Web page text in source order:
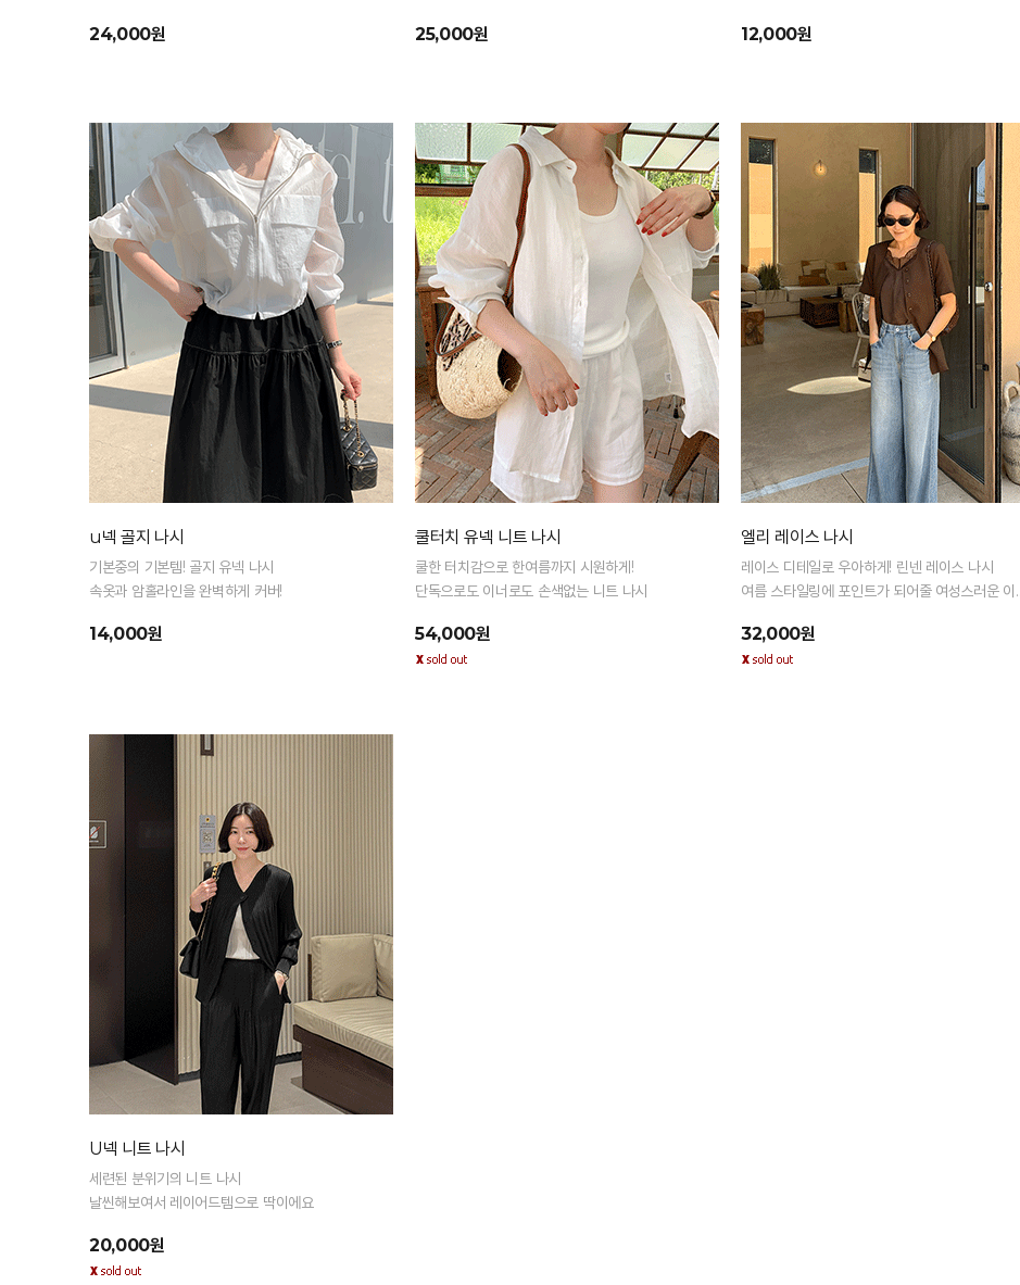
24,000원 25,000원 12,000원
u넥 골지 나시
기본중의 기본템! 골지 유넥 나시
속옷과 암홀라인을 완벽하게 커버!
14,000원
쿨터치 유넥 니트 나시
쿨한 터치감으로 한여름까지 시원하게!
단독으로도 이너로도 손색없는 니트 나시
54,000원
엘리 레이스 나시
레이스 디테일로 우아하게! 린넨 레이스 나시
여름 스타일링에 포인트가 되어줄 여성스러운 이
32,000원
U넥 니트 나시
세련된 분위기의 니트 나시
날씬해보여서 레이어드템으로 딱이에요
20,000원